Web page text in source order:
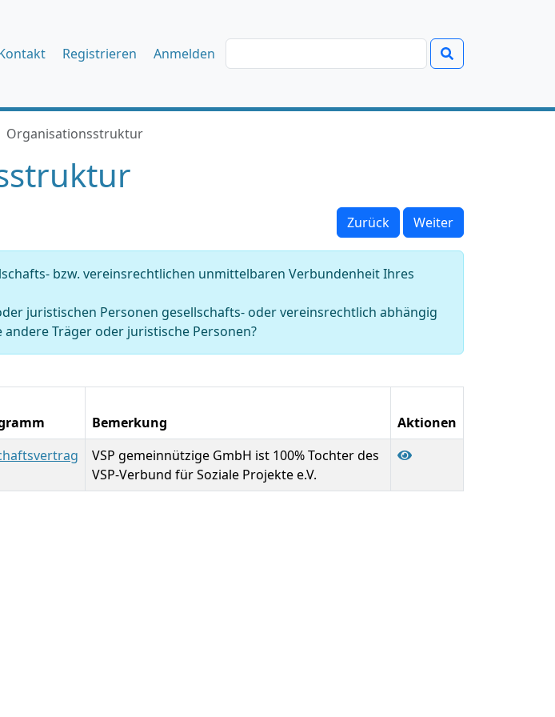
Registrieren Anmelden
Organisationsstruktur
Zurück Weiter
bzw. vereinsrechtlichen unmittelbaren Verbundenheit Ihres
juristischen Personen gesellschafts- oder vereinsrechtlich abhängig
andere Träger oder juristische Personen?
Bemerkung
Aktionen
VSP gemeinnützige GmbH ist 100% Tochter des
VSP-Verbund für Soziale Projekte e.V.